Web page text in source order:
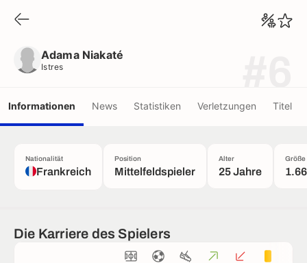
Adama Niakaté
Istres
Informationen News Statistiken Verletzungen Titel
Nationalität
Frankreich
Position
Mittelfeldspieler
Alter
25 Jahre
Größe
Die Karriere des Spielers